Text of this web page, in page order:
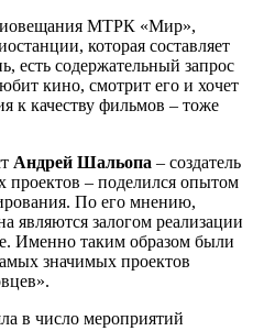
МТРК «Мир»,
которая составляет
есть содержательный запрос
кино, смотрит его и хочет
к качеству фильмов – тоже
Андрей Шальопа – создатель
– поделился опытом
По его мнению,
являются залогом реализации
Именно таким образом были
значимых проектов
в число мероприятий